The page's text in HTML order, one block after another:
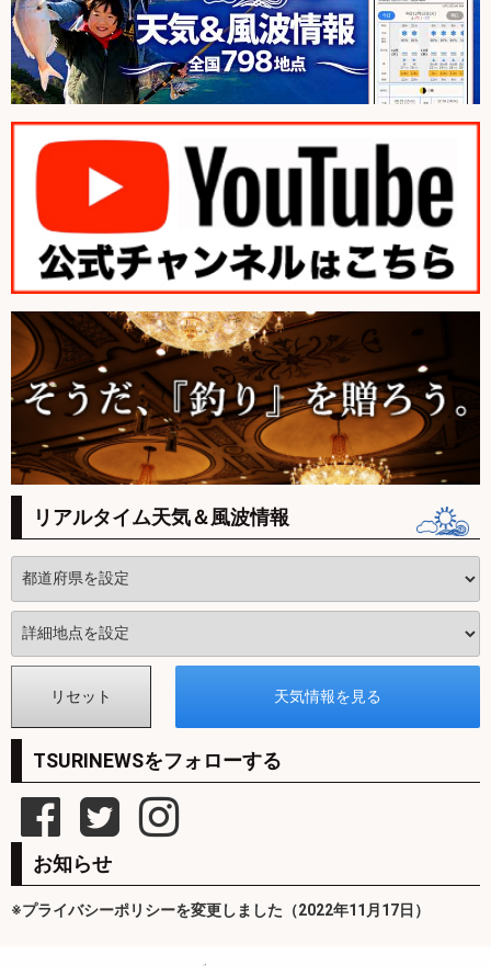
リアルタイム天気＆風波情報
TSURINEWSをフォローする
お知らせ
※プライバシーポリシーを変更しました（2022年11月17日）